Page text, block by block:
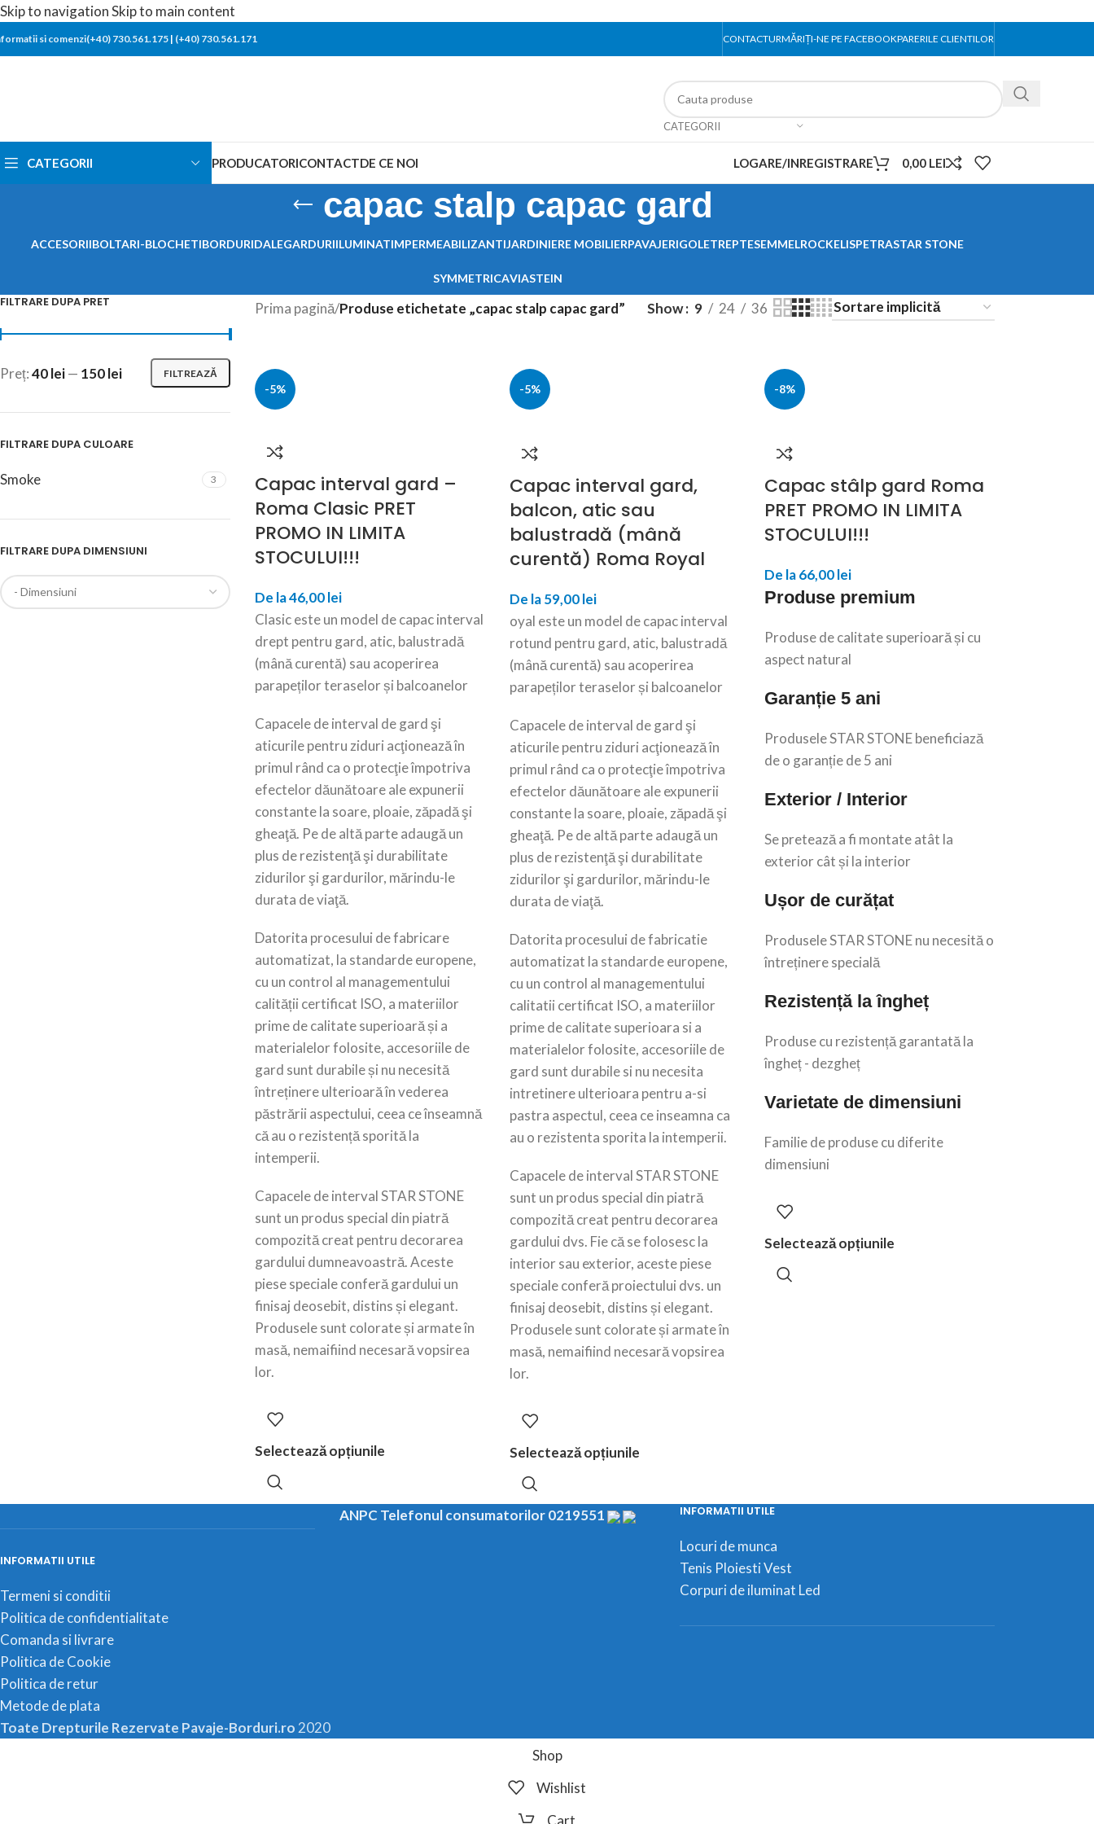
Skip to navigationSkip to main content
si comenzi(+40) 730.561.175 | (+40) 730.561.171 CONTACTURMĂRIȚI-NE PE FACEBOOKPARERILE CLIENTILOR
CATEGORII
CATEGORII PRODUCATORICONTACTDE CE NOI LOGARE/INREGISTRARE 0,00 LEI
capac stalp capac gard
ACCESORIIBOLTARI-BLOCHETIBORDURIDALEGARDURIILUMINATIMPERMEABILIZANTIJARDINIERE MOBILIERPAVAJERIGOLETREPTESEMMELROCKELISPETRASTAR STONE
SYMMETRICAVIASTEIN
FILTRARE DUPA PRET
FILTREAZĂ
Preț:40 lei— 150 lei
FILTRARE DUPA CULOARE
Smoke 3
FILTRARE DUPA DIMENSIUNI
Prima pagină/Produse etichetate „capac stalp capac gard” Show 9 24 36
-5%
Capac interval gard –
Roma Clasic PRET
PROMO IN LIMITA
STOCULUI!!!
De la46,00lei
Clasic este un model de capac interval
drept pentru gard, atic, balustradă
(mână curentă) sau acoperirea
parapeților teraselor și balcoanelor
Capacele de interval de gard şi
aticurile pentru ziduri acţionează în
primul rând ca o protecţie împotriva
efectelor dăunătoare ale expunerii
constante la soare, ploaie, zăpadă şi
gheaţă. Pe de altă parte adaugă un
plus de rezistenţă şi durabilitate
zidurilor şi gardurilor, mărindu-le
durata de viaţă.
Datorita procesului de fabricare
automatizat, la standarde europene,
cu un control al managementului
calității certificat ISO, a materiilor
prime de calitate superioară și a
materialelor folosite, accesoriile de
gard sunt durabile și nu necesită
întreținere ulterioară în vederea
păstrării aspectului, ceea ce înseamnă
că au o rezistență sporită la
intemperii.
Capacele de interval STAR STONE
sunt un produs special din piatră
compozită creat pentru decorarea
gardului dumneavoastră. Aceste
piese speciale conferă gardului un
finisaj deosebit, distins și elegant.
Produsele sunt colorate și armate în
masă, nemaifiind necesară vopsirea
lor.
Selectează opțiunile
-5%
Capac interval gard,
balcon, atic sau
balustradă (mână
curentă) Roma Royal
De la59,00lei
oyal este un model de capac interval
rotund pentru gard, atic, balustradă
(mână curentă) sau acoperirea
parapeților teraselor și balcoanelor
Capacele de interval de gard şi
aticurile pentru ziduri acţionează în
primul rând ca o protecţie împotriva
efectelor dăunătoare ale expunerii
constante la soare, ploaie, zăpadă şi
gheaţă. Pe de altă parte adaugă un
plus de rezistenţă şi durabilitate
zidurilor şi gardurilor, mărindu-le
durata de viaţă.
Datorita procesului de fabricatie
automatizat la standarde europene,
cu un control al managementului
calitatii certificat ISO, a materiilor
prime de calitate superioara si a
materialelor folosite, accesoriile de
gard sunt durabile si nu necesita
intretinere ulterioara pentru a-si
pastra aspectul, ceea ce inseamna ca
au o rezistenta sporita la intemperii.
Capacele de interval STAR STONE
sunt un produs special din piatră
compozită creat pentru decorarea
gardului dvs. Fie că se folosesc la
interior sau exterior, aceste piese
speciale conferă proiectului dvs. un
finisaj deosebit, distins și elegant.
Produsele sunt colorate și armate în
masă, nemaifiind necesară vopsirea
lor.
Selectează opțiunile
-8%
Capac stâlp gard Roma
PRET PROMO IN LIMITA
STOCULUI!!!
De la66,00lei
Produse premium
Produse de calitate superioară și cu
aspect natural
Garanție 5 ani
Produsele STAR STONE beneficiază
de o garanție de 5 ani
Exterior / Interior
Se pretează a fi montate atât la
exterior cât și la interior
Ușor de curățat
Produsele STAR STONE nu necesită o
întreținere specială
Rezistență la îngheț
Produse cu rezistență garantată la
îngheț - dezgheț
Varietate de dimensiuni
Familie de produse cu diferite
dimensiuni
Selectează opțiunile
INFORMATII UTILE
Termeni si conditii
Politica de confidentialitate
Comanda si livrare
Politica de Cookie
Politica de retur
Metode de plata
ANPC Telefonul consumatorilor 0219551 INFORMATII UTILE
Locuri de munca
Tenis Ploiesti Vest
Corpuri de iluminat Led
Toate Drepturile Rezervate Pavaje-Borduri.ro2020
Shop
Wishlist
Cart